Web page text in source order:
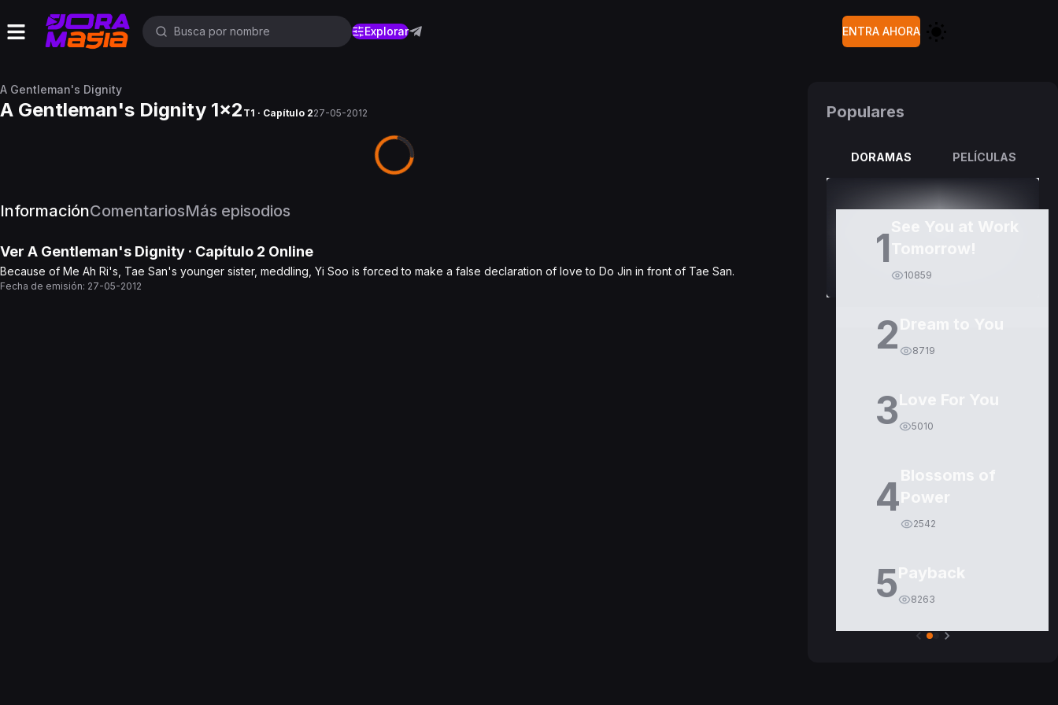
Explorar ENTRA AHORA
A Gentleman's Dignity
A Gentleman's Dignity 1x2 T1 · Capítulo 227-05-2012
InformaciónComentariosMás episodios
Ver A Gentleman's Dignity · Capítulo 2 Online
Because of Me Ah Ri's, Tae San's younger sister, meddling, Yi Soo is forced to make a false declaration of love to Do Jin in front of Tae San.
Fecha de emisión: 27-05-2012
Populares
DORAMAS PELÍCULAS
1
10859
2 8719
3 5010
4
2542
5 8263